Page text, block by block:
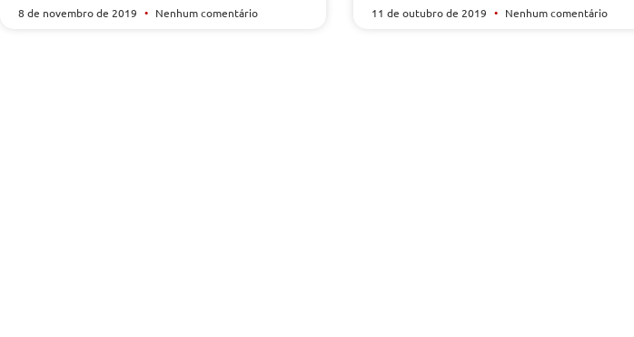
8 de novembro de 2019 Nenhum comentário 11 de outubro de 2019 Nenhum comentário